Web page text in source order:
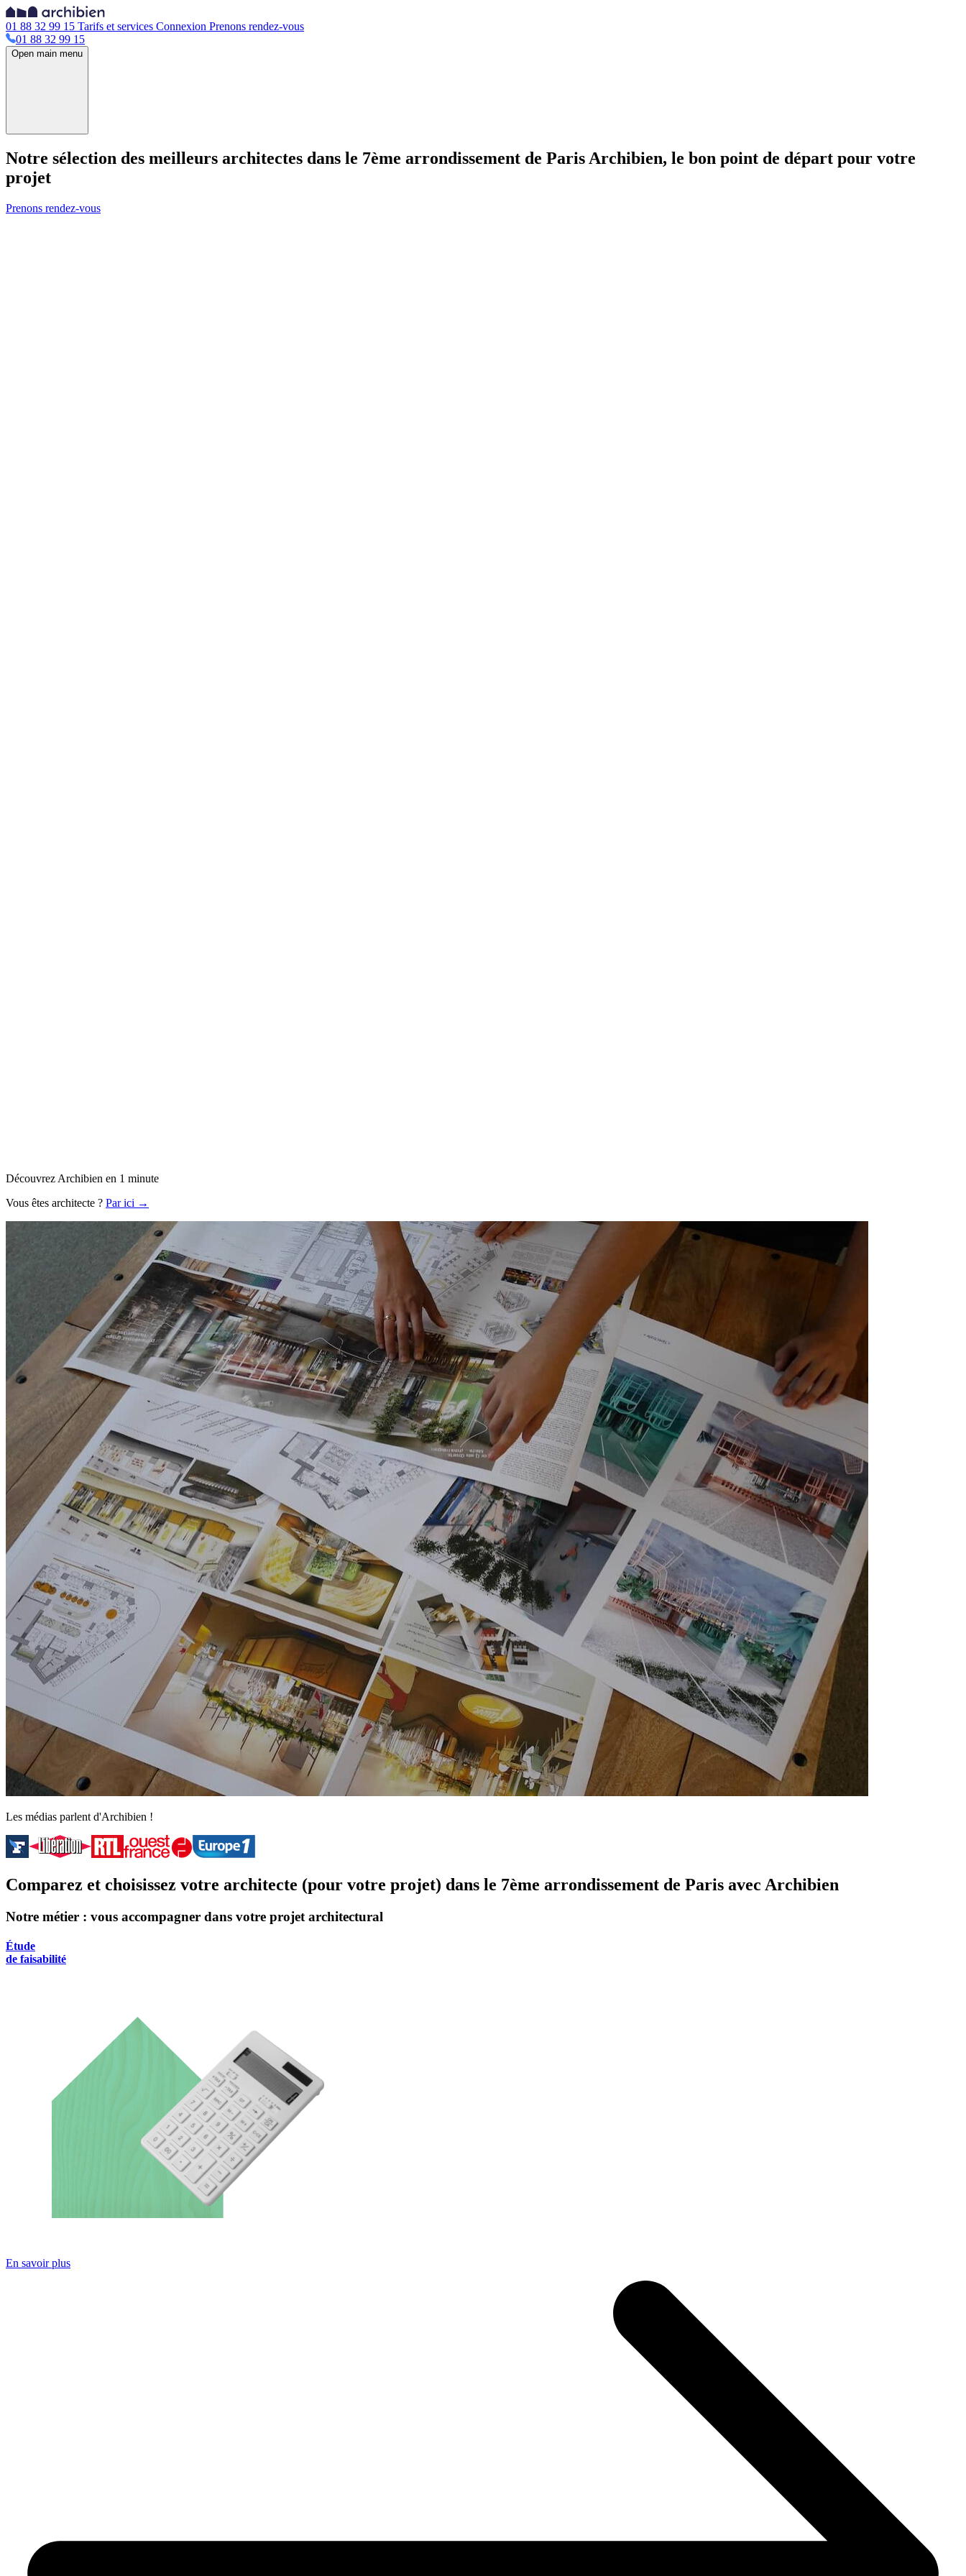
01 88 32 99 15 Tarifs et services Connexion Prenons rendez-vous
01 88 32 99 15
Open main menu
Notre sélection des meilleurs architectes dans le 7ème arrondissement de Paris Archibien, le bon point de départ pour votre
projet
Prenons rendez-vous
Découvrez Archibien en 1 minute
Vous êtes architecte ? Par ici →
Les médias parlent d'Archibien !
Comparez et choisissez votre architecte (pour votre projet) dans le 7ème arrondissement de Paris avec Archibien
Notre métier : vous accompagner dans votre projet architectural
Étude
de faisabilité
En savoir plus